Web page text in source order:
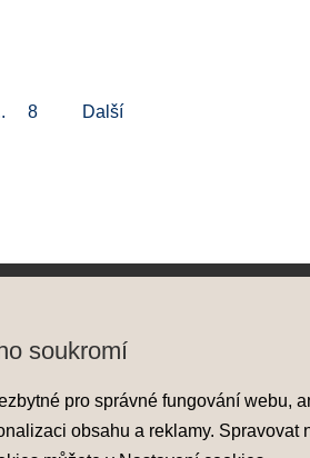
8 Další
Nové skladové vozy
Předváděcí vozy
soukromí
pro správné fungování webu,
obsahu a reklamy. Spravovat